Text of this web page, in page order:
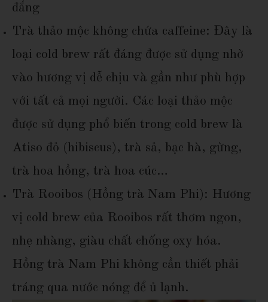
đắng
Trà thảo mộc không chứa caffeine: Đây là
loại cold brew rất đáng được sử dụng nhờ
vào hương vị dễ chịu và gần như phù hợp
với tất cả mọi người. Các loại thảo mộc
được sử dụng phổ biến trong cold brew là
Atiso đỏ (hibiscus), trà sả, bạc hà, gừng,
trà hoa hồng, trà hoa cúc…
Trà Rooibos (Hồng trà Nam Phi): Hương
vị cold brew của Rooibos rất thơm ngon,
nhẹ nhàng, giàu chất chống oxy hóa.
Hồng trà Nam Phi không cần thiết phải
tráng qua nước nóng để ủ lạnh.